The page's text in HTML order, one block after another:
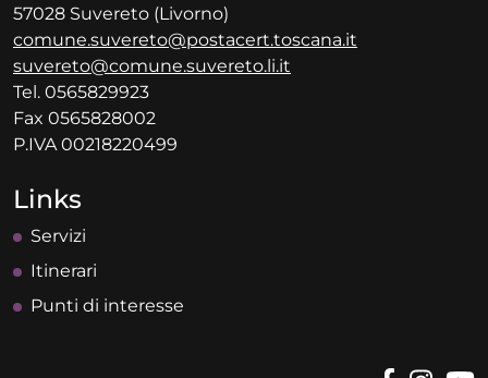
57028 Suvereto (Livorno)
comune.suvereto@postacert.toscana.it
suvereto@comune.suvereto.li.it
Tel. 0565829923
Fax 0565828002
P.IVA 00218220499
Links
Servizi
Itinerari
Punti di interesse